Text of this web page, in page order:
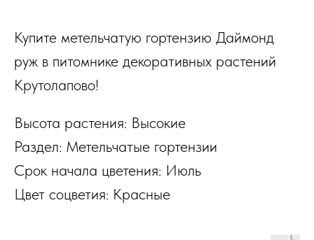
Купите метельчатую гортензию Даймонд
руж в питомнике декоративных растений
Крутолапово!
Высота растения: Высокие
Раздел: Метельчатые гортензии
Срок начала цветения: Июль
Цвет соцветия: Красные